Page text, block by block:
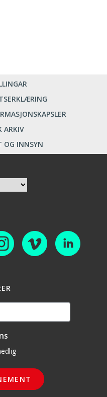
ARKIV
OG INNSYN